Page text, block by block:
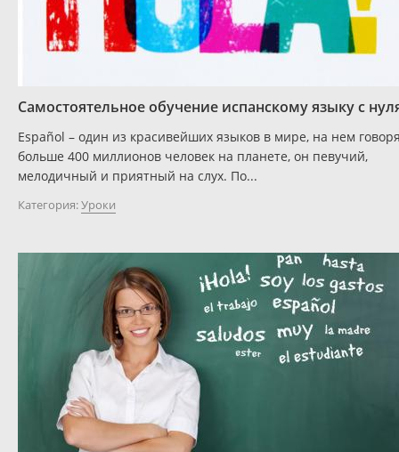
Самостоятельное обучение испанскому языку с
Español – один из красивейших языков в мире, на нем
больше 400 миллионов человек на планете, он певучий,
мелодичный и приятный на слух. По...
Категория:Уроки